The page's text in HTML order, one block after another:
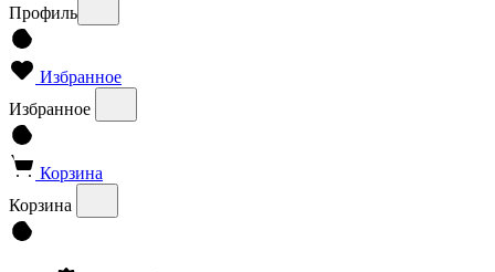
Профиль
Избранное
Избранное
Корзина
Корзина